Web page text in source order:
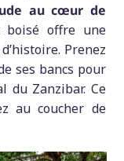
au cœur de
boisé offre une
Prenez
ses bancs pour
du Zanzibar. Ce
au coucher de